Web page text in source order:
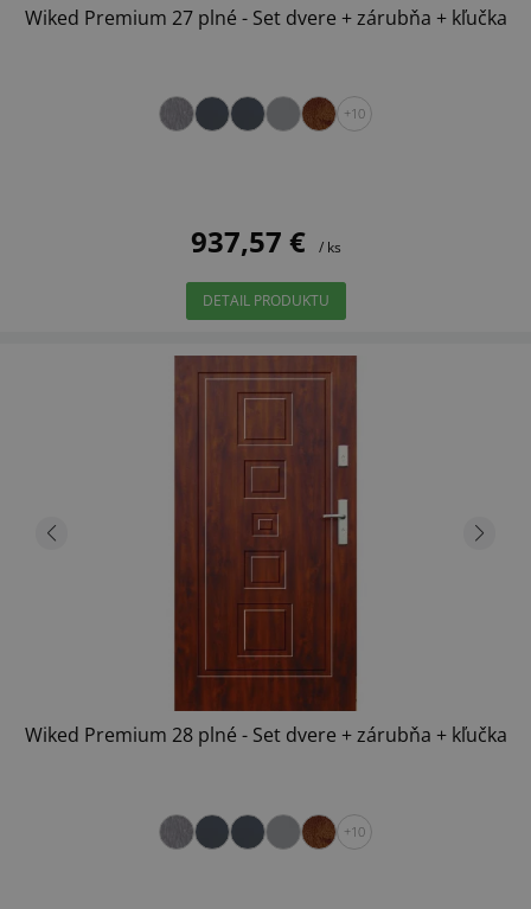
Wiked Premium 27 plné - Set dvere + zárubňa + kľučka
+10
937,57 € / ks
DETAIL PRODUKTU
Wiked Premium 28 plné - Set dvere + zárubňa + kľučka
+10